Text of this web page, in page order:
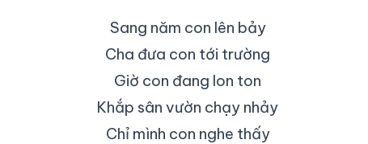
Sang năm con lên bảy
Cha đưa con tới trường
Giờ con đang lon ton
Khắp sân vườn chạy nhảy
Chỉ mình con nghe thấy